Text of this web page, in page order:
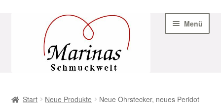
Navigation
Menü
Start Neue Produkte
Neue Ohrstecker, neues Peridot